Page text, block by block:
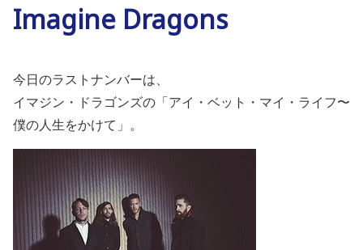
Imagine Dragons
今日のラストナンバーは、
イマジン・ドラゴンズの「アイ・ベット・マイ・ライフ〜
僕の人生をかけて」。